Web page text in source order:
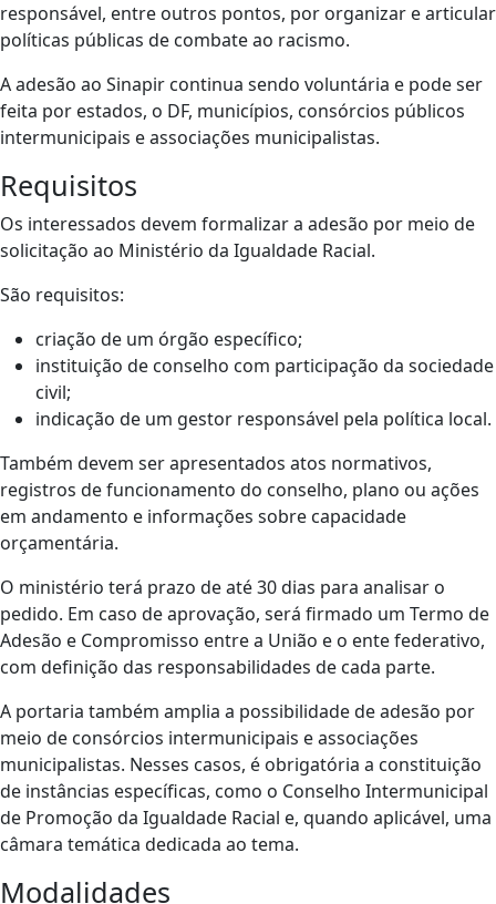
responsável, entre outros pontos, por organizar e articular
políticas públicas de combate ao racismo.
A adesão ao Sinapir continua sendo voluntária e pode ser
feita por estados, o DF, municípios, consórcios públicos
intermunicipais e associações municipalistas.
Requisitos
Os interessados devem formalizar a adesão por meio de
solicitação ao Ministério da Igualdade Racial.
São requisitos:
criação de um órgão específico;
instituição de conselho com participação da sociedade
civil;
indicação de um gestor responsável pela política local.
Também devem ser apresentados atos normativos,
registros de funcionamento do conselho, plano ou ações
em andamento e informações sobre capacidade
orçamentária.
O ministério terá prazo de até 30 dias para analisar o
pedido. Em caso de aprovação, será firmado um Termo de
Adesão e Compromisso entre a União e o ente federativo,
com definição das responsabilidades de cada parte.
A portaria também amplia a possibilidade de adesão por
meio de consórcios intermunicipais e associações
municipalistas. Nesses casos, é obrigatória a constituição
de instâncias específicas, como o Conselho Intermunicipal
de Promoção da Igualdade Racial e, quando aplicável, uma
câmara temática dedicada ao tema.
Modalidades